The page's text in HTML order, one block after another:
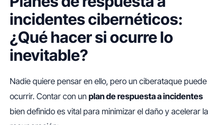
incidentes cibernéticos:
¿Qué hacer si ocurre lo
inevitable?
Nadie quiere pensar en ello, pero un ciberataque puede
ocurrir. Contar con un plan de respuesta a incidentes
bien definido es vital para minimizar el daño y acelerar la